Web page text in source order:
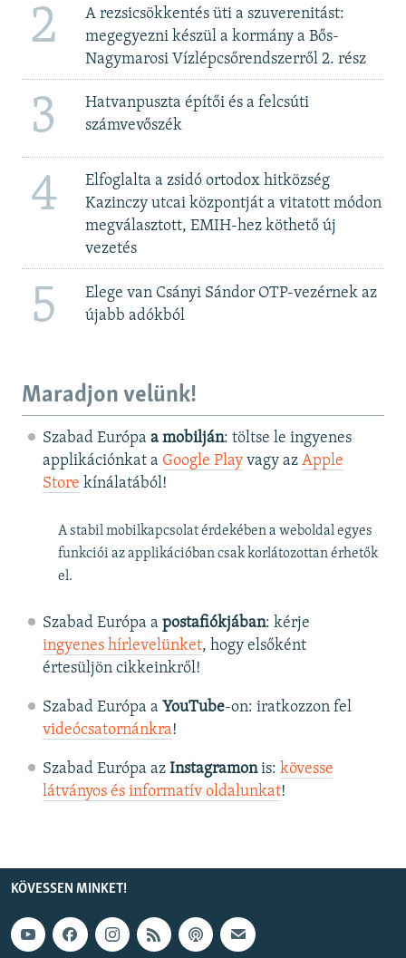
2
A rezsicsökkentés üti a szuverenitást:
megegyezni készül a kormány a Bős-
Nagymarosi Vízlépcsőrendszerről 2. rész
3
Hatvanpuszta építői és a felcsúti
számvevőszék
4
Elfoglalta a zsidó ortodox hitközség
Kazinczy utcai központját a vitatott módon
megválasztott, EMIH-hez köthető új
vezetés
5
Elege van Csányi Sándor OTP-vezérnek az
újabb adókból
Maradjon velünk!
Szabad Európa a mobilján: töltse le ingyenes
applikációnkat a Google Playvagy az Apple
Store kínálatából!
A stabil mobilkapcsolat érdekében a weboldal egyes
funkciói az applikációban csak korlátozottan érhetők
el.
Szabad Európa a postafiókjában: kérje
ingyenes hírlevelünket, hogy elsőként
értesüljön cikkeinkről!
Szabad Európa a YouTube-on: iratkozzon fel
videócsatornánkra!
Szabad Európa az Instagramonis: kövesse
látványos és informatív oldalunkat! ​
KÖVESSEN MINKET!